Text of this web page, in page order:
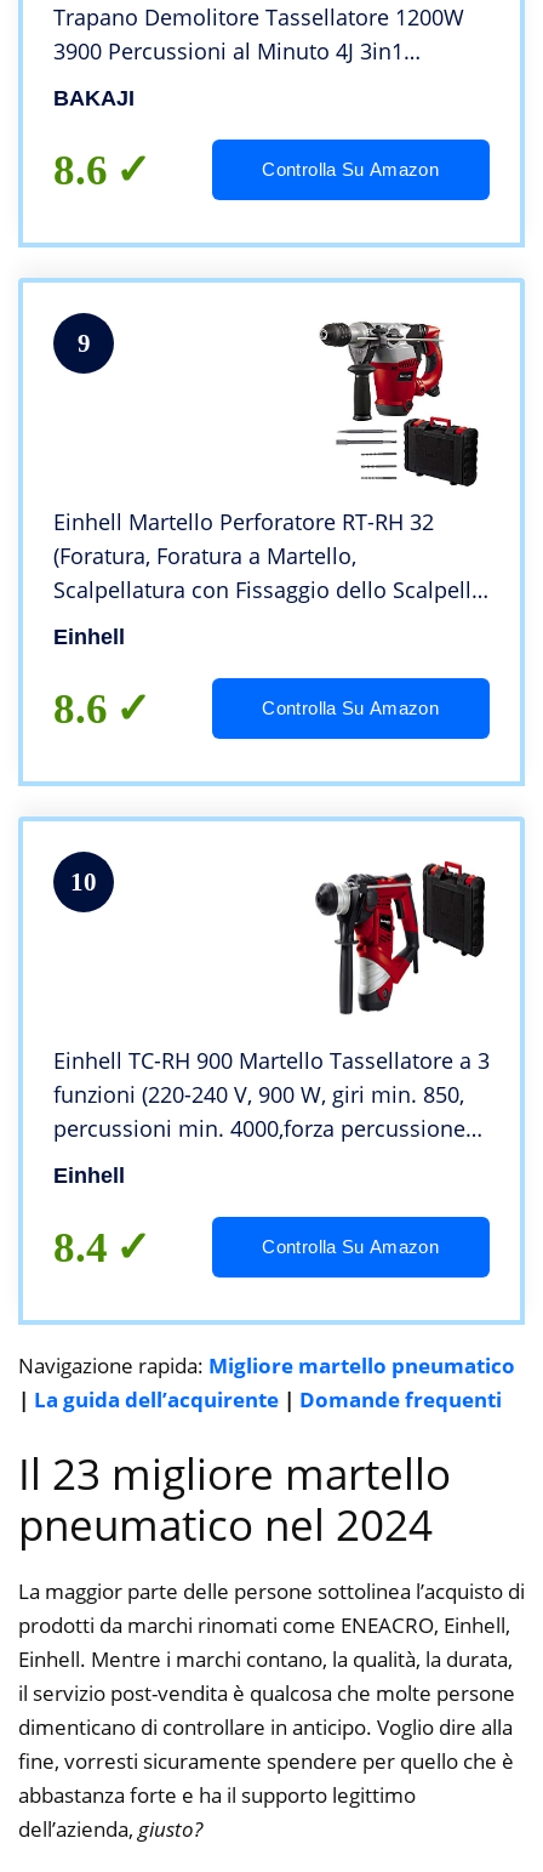
Trapano Demolitore Tassellatore 1200W
3900 Percussioni al Minuto 4J 3in1
Foratura Martello Scalpello con Misuratore
BAKAJI
8.6 Controlla Su Amazon
9
Einhell Martello Perforatore RT-RH 32
(Foratura, Foratura a Martello,
Scalpellatura con Fissaggio dello Scalpello,
Portautensili SDS-plus, Incluse 3 Punte,
Einhell
8.6 Controlla Su Amazon
10
Einhell TC-RH 900 Martello Tassellatore a 3
funzioni (220-240 V, 900 W, giri min. 850,
percussioni min. 4000,forza percussione
3,0 Joule, attacco SDS-plus, valigia)
Einhell
8.4 Controlla Su Amazon
Navigazione rapida: Migliore martello pneumatico
| La guida dell’acquirente | Domande frequenti
Il 23 migliore martello
pneumatico nel 2024
La maggior parte delle persone sottolinea l’acquisto di
prodotti da marchi rinomati come ENEACRO, Einhell,
Einhell. Mentre i marchi contano, la qualità, la durata,
il servizio post-vendita è qualcosa che molte persone
dimenticano di controllare in anticipo. Voglio dire alla
fine, vorresti sicuramente spendere per quello che è
abbastanza forte e ha il supporto legittimo
dell’azienda, giusto?